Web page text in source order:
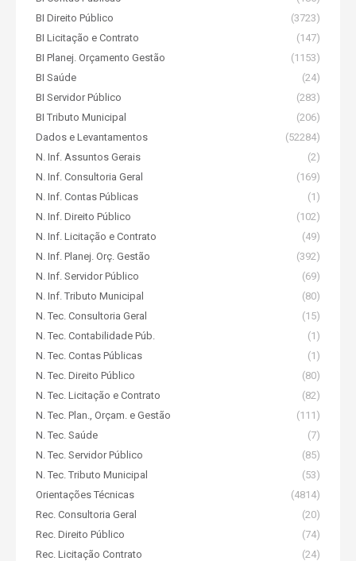
BI Direito Público
(3723)
BI Licitação e Contrato
(147)
BI Planej. Orçamento Gestão
(1153)
BI Saúde
(24)
BI Servidor Público
(283)
BI Tributo Municipal
(206)
Dados e Levantamentos
(52284)
N. Inf. Assuntos Gerais
(2)
N. Inf. Consultoria Geral
(169)
N. Inf. Contas Públicas
(1)
N. Inf. Direito Público
(102)
N. Inf. Licitação e Contrato
(49)
N. Inf. Planej. Orç. Gestão
(392)
N. Inf. Servidor Público
(69)
N. Inf. Tributo Municipal
(80)
N. Tec. Consultoria Geral
(15)
N. Tec. Contabilidade Púb.
(1)
N. Tec. Contas Públicas
(1)
N. Tec. Direito Público
(80)
N. Tec. Licitação e Contrato
(82)
N. Tec. Plan., Orçam. e Gestão
(111)
N. Tec. Saúde
(7)
N. Tec. Servidor Público
(85)
N. Tec. Tributo Municipal
(53)
Orientações Técnicas
(4814)
Rec. Consultoria Geral
(20)
Rec. Direito Público
(74)
Rec. Licitação Contrato
(24)